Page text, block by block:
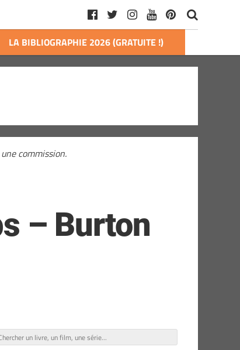
LA BIBLIOGRAPHIE 2026 (GRATUITE !)
commission.
– Burton